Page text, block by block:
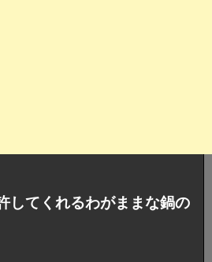
してくれるわがままな鍋の